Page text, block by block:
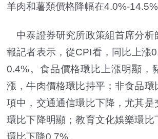
羊肉和薯類價格降幅在4.0%-14.5%
中泰證券研究所政策組首席分析
報記者表示，從CPI看，同比上漲
0.4%。食品價格環比上漲明顯，
漲，牛肉價格環比持平；非食品環
項中，交通通信環比下降，尤其是
環比下降明顯；教育文化娛樂環比
環比下降0.7%。